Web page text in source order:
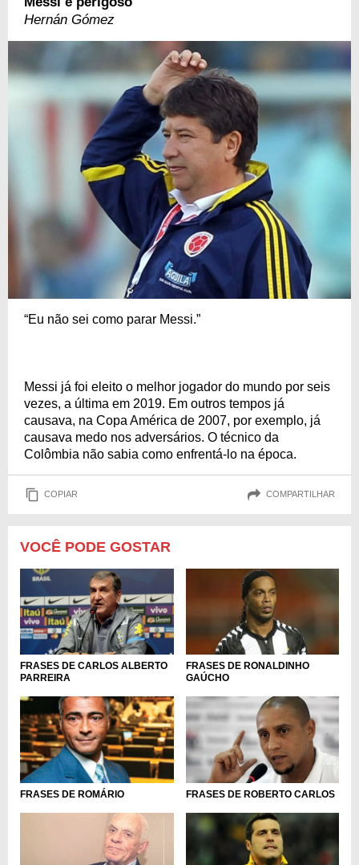
Hernán Gómez
“Eu não sei como parar Messi.”
Messi já foi eleito o melhor jogador do mundo por seis
vezes, a última em 2019. Em outros tempos já
causava, na Copa América de 2007, por exemplo, já
causava medo nos adversários. O técnico da
Colômbia não sabia como enfrentá-lo na época.
COPIAR COMPARTILHAR
VOCÊ PODE GOSTAR
FRASES DE CARLOS ALBERTO
PARREIRA
FRASES DE RONALDINHO
GAÚCHO
FRASES DE ROMÁRIO FRASES DE ROBERTO CARLOS